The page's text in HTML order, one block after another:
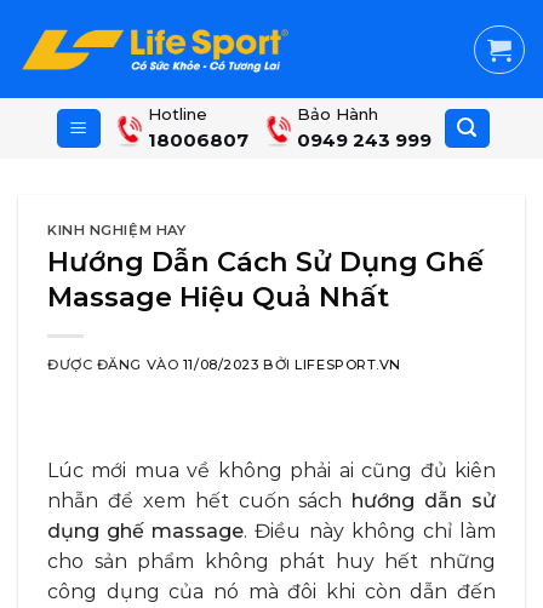
content
Hotline
18006807
Bảo Hành
0949 243 999
KINH NGHIỆM HAY
Hướng Dẫn Cách Sử Dụng Ghế
Massage Hiệu Quả Nhất
ĐƯỢC ĐĂNG VÀO 11/08/2023 BỞILIFESPORT.VN
Lúc mới mua về không phải ai cũng đủ kiên
nhẫn để xem hết cuốn sách hướng dẫn sử
dụng ghế massage. Điều này không chỉ làm
cho sản phẩm không phát huy hết những
công dụng của nó mà đôi khi còn dẫn đến